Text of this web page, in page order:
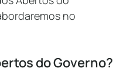
no
do Governo?